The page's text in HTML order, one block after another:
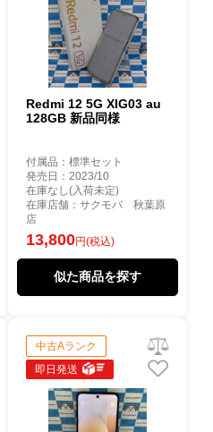
Redmi 12 5G XIG03 au
128GB 新品同様
付属品：標準セット
発売日：2023/10
在庫なし(入荷未定)
在庫店舗：サクモバ 秋葉原
店
13,800円(税込)
似た商品を探す
中古Aランク
即日発送